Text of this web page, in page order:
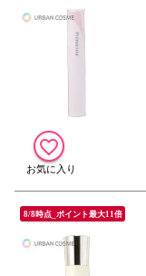
8/8時点_ポイント最大11倍